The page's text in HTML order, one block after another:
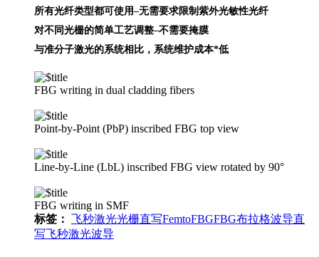
所有光纤类型都可使用–无需要求限制紫外光敏性光纤
对不同光栅的简单工艺调整–不需要掩膜
与准分子激光的系统相比，系统维护成本*低
FBG writing in dual cladding fibers
Point-by-Point (PbP) inscribed FBG top view
Line-by-Line (LbL) inscribed FBG view rotated by 90°
FBG writing in SMF
标签： 飞秒激光光栅直写FemtoFBGFBG布拉格波导直
写飞秒激光波导